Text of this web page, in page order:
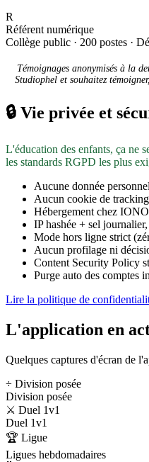
R
Référent numérique
Collège public · 200 postes ·
Témoignages anonymisés à la
Studiophel et souhaitez
🔒 Vie privée et
L'éducation des enfants, ça ne
les standards RGPD les plus
Aucune donnée
Aucun cookie de
Hébergement chez
IP hashée + sel
Mode hors ligne strict
Aucun profilage ni
Content Security Policy
Purge auto des comptes
Lire la politique de
L'application en
Quelques captures d'écran de
÷ Division posée
Division posée
⚔️ Duel 1v1
Duel 1v1
🏆 Ligue
Ligues hebdomadaires